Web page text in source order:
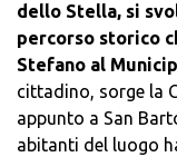
dello Stella, si
percorso storico
Stefano al
cittadino, sorge la
appunto a San
abitanti del luogo